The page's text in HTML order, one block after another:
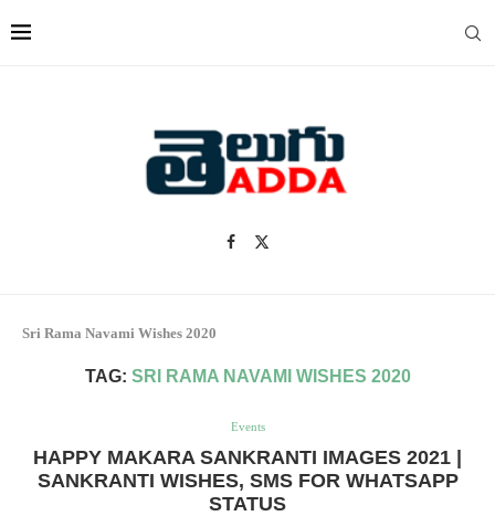
Sri Rama Navami Wishes 2020
TAG: SRI RAMA NAVAMI WISHES 2020
Events
HAPPY MAKARA SANKRANTI IMAGES 2021 |
SANKRANTI WISHES, SMS FOR WHATSAPP
STATUS